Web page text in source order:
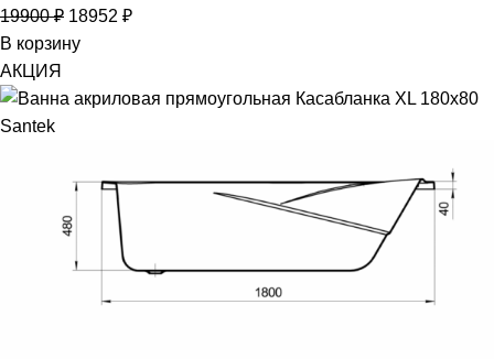
19900₽ 18952 ₽
В корзину
АКЦИЯ